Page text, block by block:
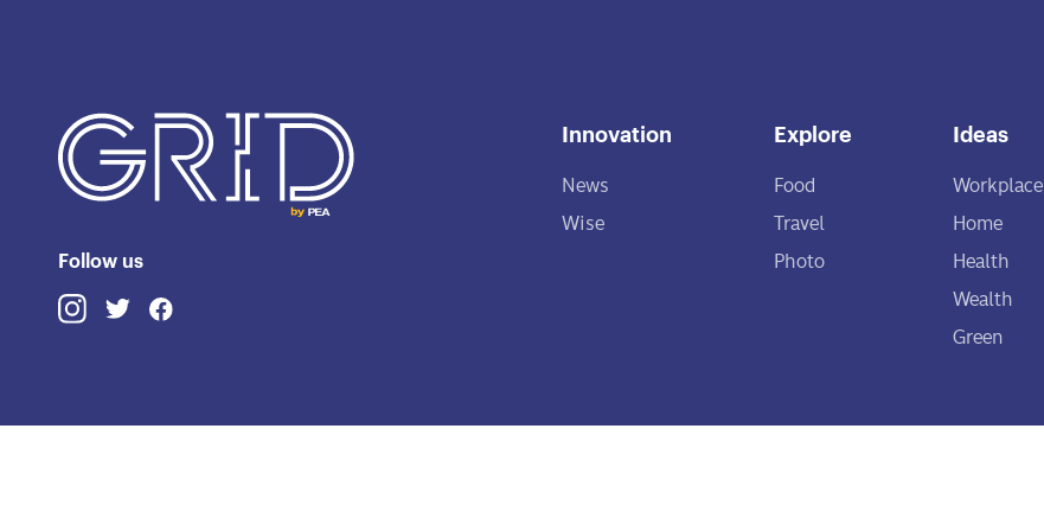
Follow us
Innovation
News
Wise
Explore
Food
Travel
Photo
Ideas
Workplace
Home
Health
Wealth
Green